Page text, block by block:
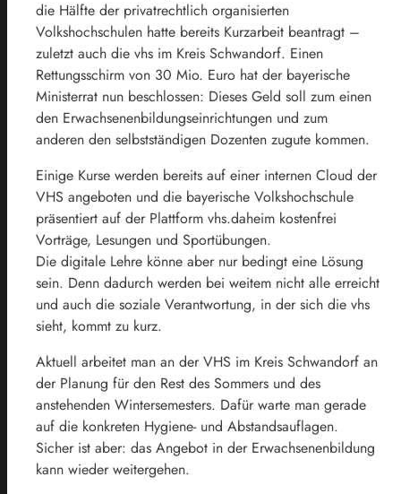
die Hälfte der privatrechtlich organisierten
Volkshochschulen hatte bereits Kurzarbeit beantragt –
zuletzt auch die vhs im Kreis Schwandorf. Einen
Rettungsschirm von 30 Mio. Euro hat der bayerische
Ministerrat nun beschlossen: Dieses Geld soll zum einen
den Erwachsenenbildungseinrichtungen und zum
anderen den selbstständigen Dozenten zugute kommen.
Einige Kurse werden bereits auf einer internen Cloud der
VHS angeboten und die bayerische Volkshochschule
präsentiert auf der Plattform vhs.daheim kostenfrei
Vorträge, Lesungen und Sportübungen.
Die digitale Lehre könne aber nur bedingt eine Lösung
sein. Denn dadurch werden bei weitem nicht alle erreicht
und auch die soziale Verantwortung, in der sich die vhs
sieht, kommt zu kurz.
Aktuell arbeitet man an der VHS im Kreis Schwandorf an
der Planung für den Rest des Sommers und des
anstehenden Wintersemesters. Dafür warte man gerade
auf die konkreten Hygiene- und Abstandsauflagen.
Sicher ist aber: das Angebot in der Erwachsenenbildung
kann wieder weitergehen.